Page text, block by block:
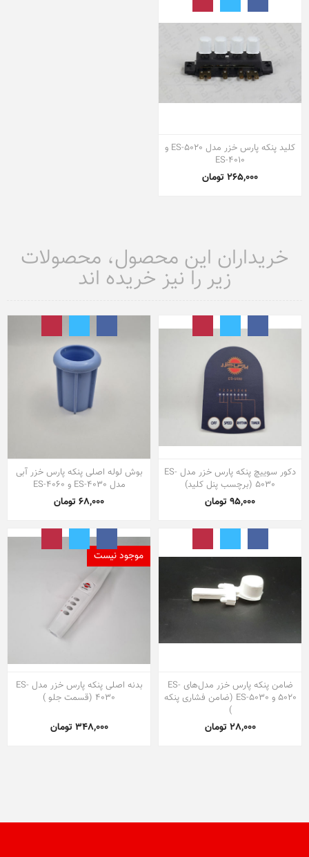
کلید پنکه پارس خزر مدل ES-5020 و
ES-4010
265,000 تومان
خریداران این محصول، محصولات
زیر را نیز خریده اند
دکور سوییچ پنکه پارس خزر مدل ES-
5030 (برچسب پنل کلید)
95,000 تومان
بوش لوله اصلی پنکه پارس خزر آبی
مدل ES-4030 و ES-4060
68,000 تومان
ضامن پنکه پارس خزر مدل‌های ES-
5020 و ES-5030 (ضامن فشاری پنکه
)
28,000 تومان
موجود نیست
بدنه اصلی پنکه پارس خزر مدل ES-
4030 (قسمت جلو )
348,000 تومان